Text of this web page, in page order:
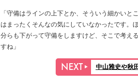
「守備はラインの上下とか、そういう細かい
はまったくそんなの気にしていなかったです。
分らも下がって守備をしますけど、そこで考え
すね」
中山雅史や秋